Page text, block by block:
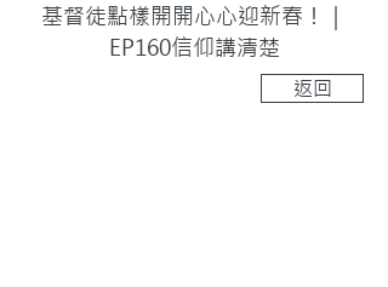
基督徒點樣開開心心迎新春！｜
EP160信仰講清楚
返回